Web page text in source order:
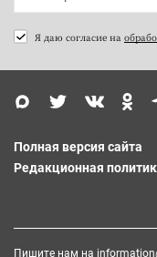
Я даю согласие на
Полная версия сайта
Редакционная
Пишите нам на